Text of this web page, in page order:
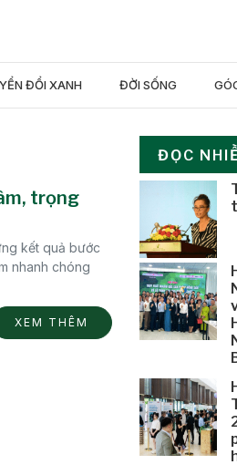
ĐỔI XANH ĐỜI SỐNG
trọng
kết quả bước
nhanh chóng
XEM THÊM
ĐỌC